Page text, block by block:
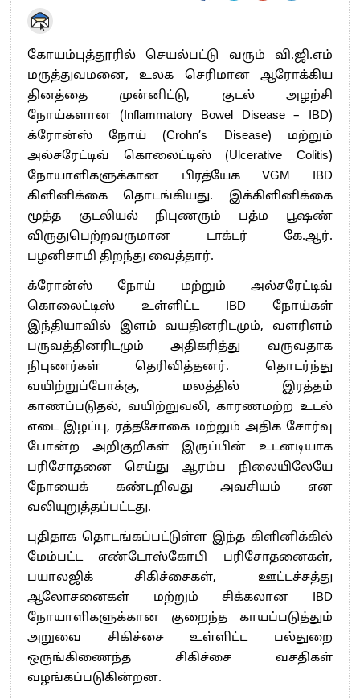
கோயம்புத்தூரில் செயல்பட்டு வரும் வி.ஜி.எம்
மருத்துவமனை, உலக செரிமான ஆரோக்கிய
தினத்தை முன்னிட்டு, குடல் அழற்சி
நோய்களான (Inflammatory Bowel Disease – IBD)
க்ரோன்ஸ் நோய் (Crohn’s Disease) மற்றும்
அல்சரேட்டிவ் கொலைட்டிஸ் (Ulcerative Colitis)
நோயாளிகளுக்கான பிரத்யேக VGM IBD
கிளினிக்கை தொடங்கியது. இக்கிளினிக்கை
மூத்த குடலியல் நிபுணரும் பத்ம பூஷண்
விருதுபெற்றவருமான டாக்டர் கே.ஆர்.
பழனிசாமி திறந்து வைத்தார்.
க்ரோன்ஸ் நோய் மற்றும் அல்சரேட்டிவ்
கொலைட்டிஸ் உள்ளிட்ட IBD நோய்கள்
இந்தியாவில் இளம் வயதினரிடமும், வளரிளம்
பருவத்தினரிடமும் அதிகரித்து வருவதாக
நிபுணர்கள் தெரிவித்தனர். தொடர்ந்து
வயிற்றுப்போக்கு, மலத்தில் இரத்தம்
காணப்படுதல், வயிற்றுவலி, காரணமற்ற உடல்
எடை இழப்பு, ரத்தசோகை மற்றும் அதிக சோர்வு
போன்ற அறிகுறிகள் இருப்பின் உடனடியாக
பரிசோதனை செய்து ஆரம்ப நிலையிலேயே
நோயைக் கண்டறிவது அவசியம் என
வலியுறுத்தப்பட்டது.
புதிதாக தொடங்கப்பட்டுள்ள இந்த கிளினிக்கில்
மேம்பட்ட எண்டோஸ்கோபி பரிசோதனைகள்,
பயாலஜிக் சிகிச்சைகள், ஊட்டச்சத்து
ஆலோசனைகள் மற்றும் சிக்கலான IBD
நோயாளிகளுக்கான குறைந்த காயப்படுத்தும்
அறுவை சிகிச்சை உள்ளிட்ட பல்துறை
ஒருங்கிணைந்த சிகிச்சை வசதிகள்
வழங்கப்படுகின்றன.